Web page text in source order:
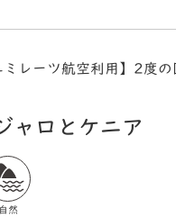
レーツ航空利用】2度の
ャロとケニア
自然